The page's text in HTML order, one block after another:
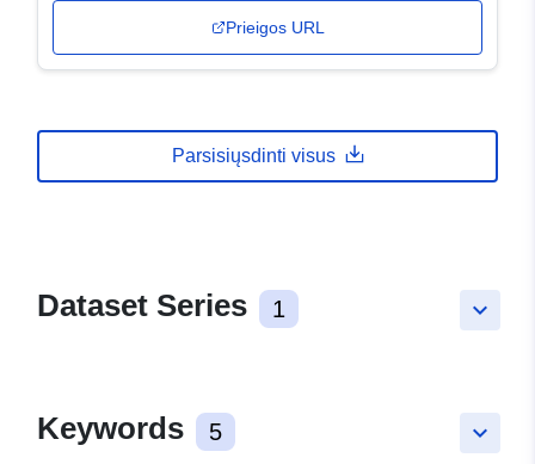
Prieigos URL
Parsisiųsdinti visus
keyboard_arrow_down
Dataset Series 1
keyboard_arrow_down
Keywords 5